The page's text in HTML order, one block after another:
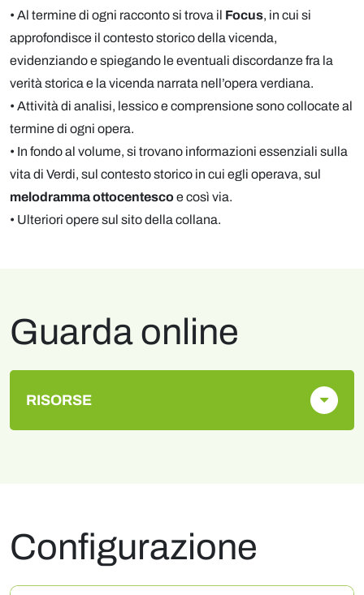
• Al termine di ogni racconto si trova il Focus, in cui si
approfondisce il contesto storico della vicenda,
evidenziando e spiegando le eventuali discordanze fra la
verità storica e la vicenda narrata nell’opera verdiana.
• Attività di analisi, lessico e comprensione sono collocate al
termine di ogni opera.
• In fondo al volume, si trovano informazioni essenziali sulla
vita di Verdi, sul contesto storico in cui egli operava, sul
melodramma ottocentescoe così via.
• Ulteriori opere sul sito della collana.
Guarda online
RISORSE
Configurazione